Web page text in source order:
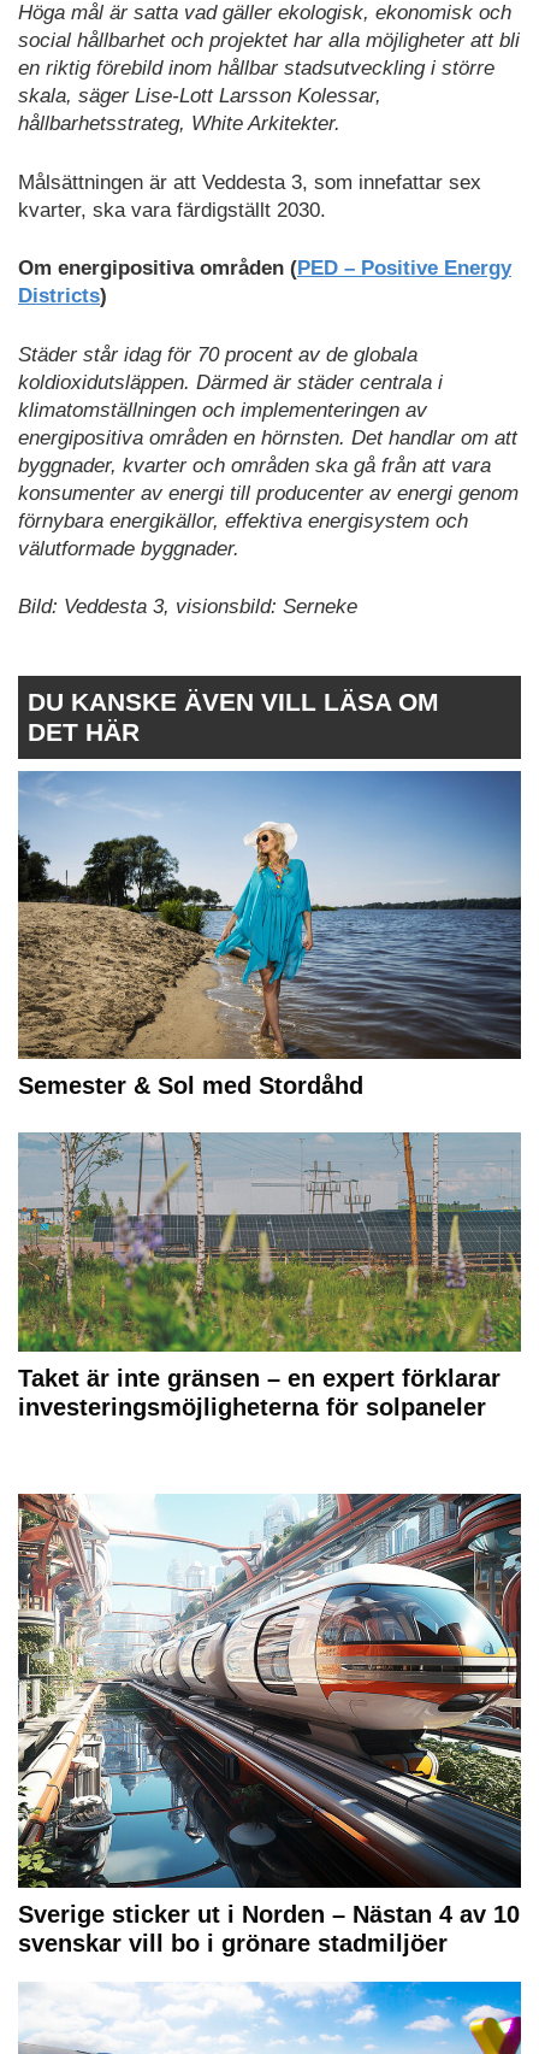
Höga mål är satta vad gäller ekologisk, ekonomisk och
social hållbarhet och projektet har alla möjligheter att bli
en riktig förebild inom hållbar stadsutveckling i större
skala, säger Lise-Lott Larsson Kolessar,
hållbarhetsstrateg, White Arkitekter.
Målsättningen är att Veddesta 3, som innefattar sex
kvarter, ska vara färdigställt 2030.
Om energipositiva områden (PED – Positive Energy
Districts)
Städer står idag för 70 procent av de globala
koldioxidutsläppen. Därmed är städer centrala i
klimatomställningen och implementeringen av
energipositiva områden en hörnsten. Det handlar om att
byggnader, kvarter och områden ska gå från att vara
konsumenter av energi till producenter av energi genom
förnybara energikällor, effektiva energisystem och
välutformade byggnader.
Bild: Veddesta 3, visionsbild: Serneke
DU KANSKE ÄVEN VILL LÄSA OM
DET HÄR
Semester & Sol med Stordåhd
Taket är inte gränsen – en expert förklarar
investeringsmöjligheterna för solpaneler
Sverige sticker ut i Norden – Nästan 4 av 10
svenskar vill bo i grönare stadmiljöer